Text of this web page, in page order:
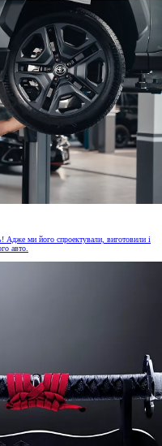
ми його спроектували, виготовили і
авто.